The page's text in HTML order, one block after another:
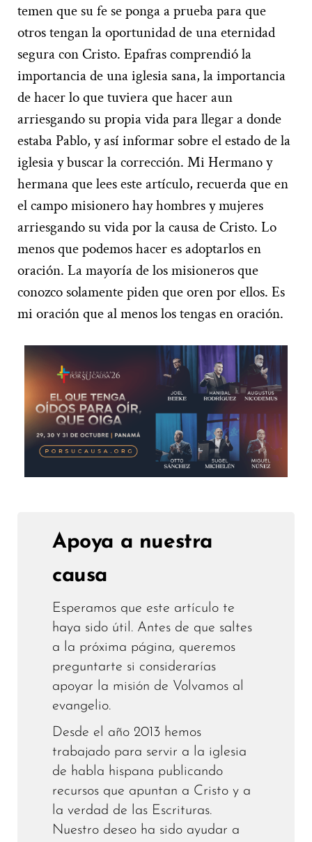
temen que su fe se ponga a prueba para que
otros tengan la oportunidad de una eternidad
segura con Cristo. Epafras comprendió la
importancia de una iglesia sana, la importancia
de hacer lo que tuviera que hacer aun
arriesgando su propia vida para llegar a donde
estaba Pablo, y así informar sobre el estado de la
iglesia y buscar la corrección. Mi Hermano y
hermana que lees este artículo, recuerda que en
el campo misionero hay hombres y mujeres
arriesgando su vida por la causa de Cristo. Lo
menos que podemos hacer es adoptarlos en
oración. La mayoría de los misioneros que
conozco solamente piden que oren por ellos. Es
mi oración que al menos los tengas en oración.
Apoya a nuestra
causa
Esperamos que este artículo te
haya sido útil. Antes de que saltes
a la próxima página, queremos
preguntarte si considerarías
apoyar la misión de Volvamos al
evangelio.
Desde el año 2013 hemos
trabajado para servir a la iglesia
de habla hispana publicando
recursos que apuntan a Cristo y a
la verdad de las Escrituras.
Nuestro deseo ha sido ayudar a